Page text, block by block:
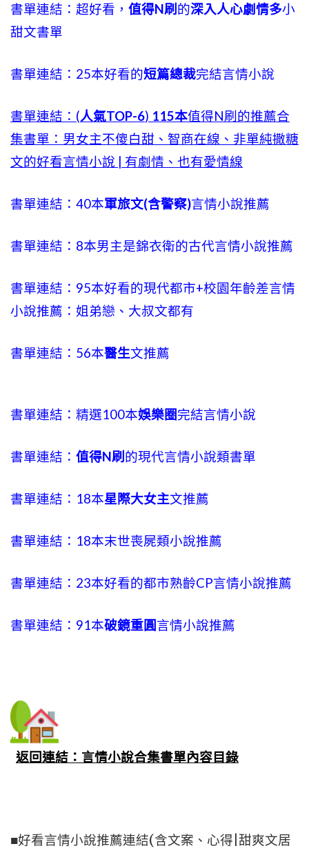
書單連結：超好看， 值得N刷 的深入人心劇情多小
甜文書單
書單連結：25本好看的短篇總裁完結言情小說
書單連結 ：(人氣TOP-6) 115本值得N刷的推薦合
集書單：男女主不傻白甜、智商在線、非單純撒糖
文的好看言情小說 | 有劇情、也有愛情線
書單連結：40本軍旅文(含警察)言情小說推薦
書單連結：8本男主是錦衣衛的古代言情小說推薦
書單連結：95本好看的現代都市+校園年齡差言情
小說推薦：姐弟戀、大叔文都有
書單連結：56本醫生文推薦
書單連結：精選100本娛樂圈完結言情小說
書單連結： 值得N刷 的現代言情小說類書單
書單連結：18本星際大女主文推薦
書單連結：18本末世喪屍類小說推薦
書單連結：23本好看的都市熟齡CP言情小說推薦
書單連結：91本破鏡重圓言情小說推薦
返回連結：言情小說合集書單內容目錄
■好看言情小說推薦連結(含文案、心得|甜爽文居